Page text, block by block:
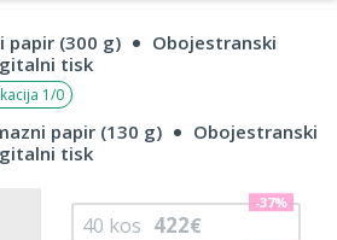
papir (300 g)
Obojestranski
tisk
1/0
papir (130 g)
Obojestranski
tisk
40 kos 422€
-37%